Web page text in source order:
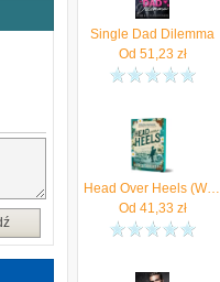
Single Dad Dilemma
Od 51,23 zł
Head Over Heels (Wilder Family Book 2)
Od 41,33 zł